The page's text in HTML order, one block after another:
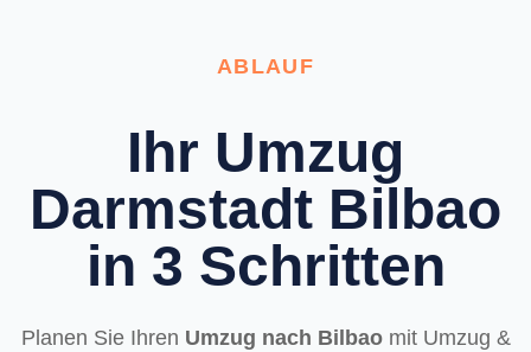
ABLAUF
Ihr Umzug
Darmstadt Bilbao
in 3 Schritten
Planen Sie Ihren Umzug nach Bilbaomit Umzug &